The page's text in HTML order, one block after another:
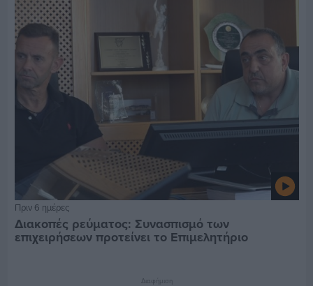
Πριν 6 ημέρες
Διακοπές ρεύματος: Συνασπισμό των
επιχειρήσεων προτείνει το Επιμελητήριο
Διαφήμιση